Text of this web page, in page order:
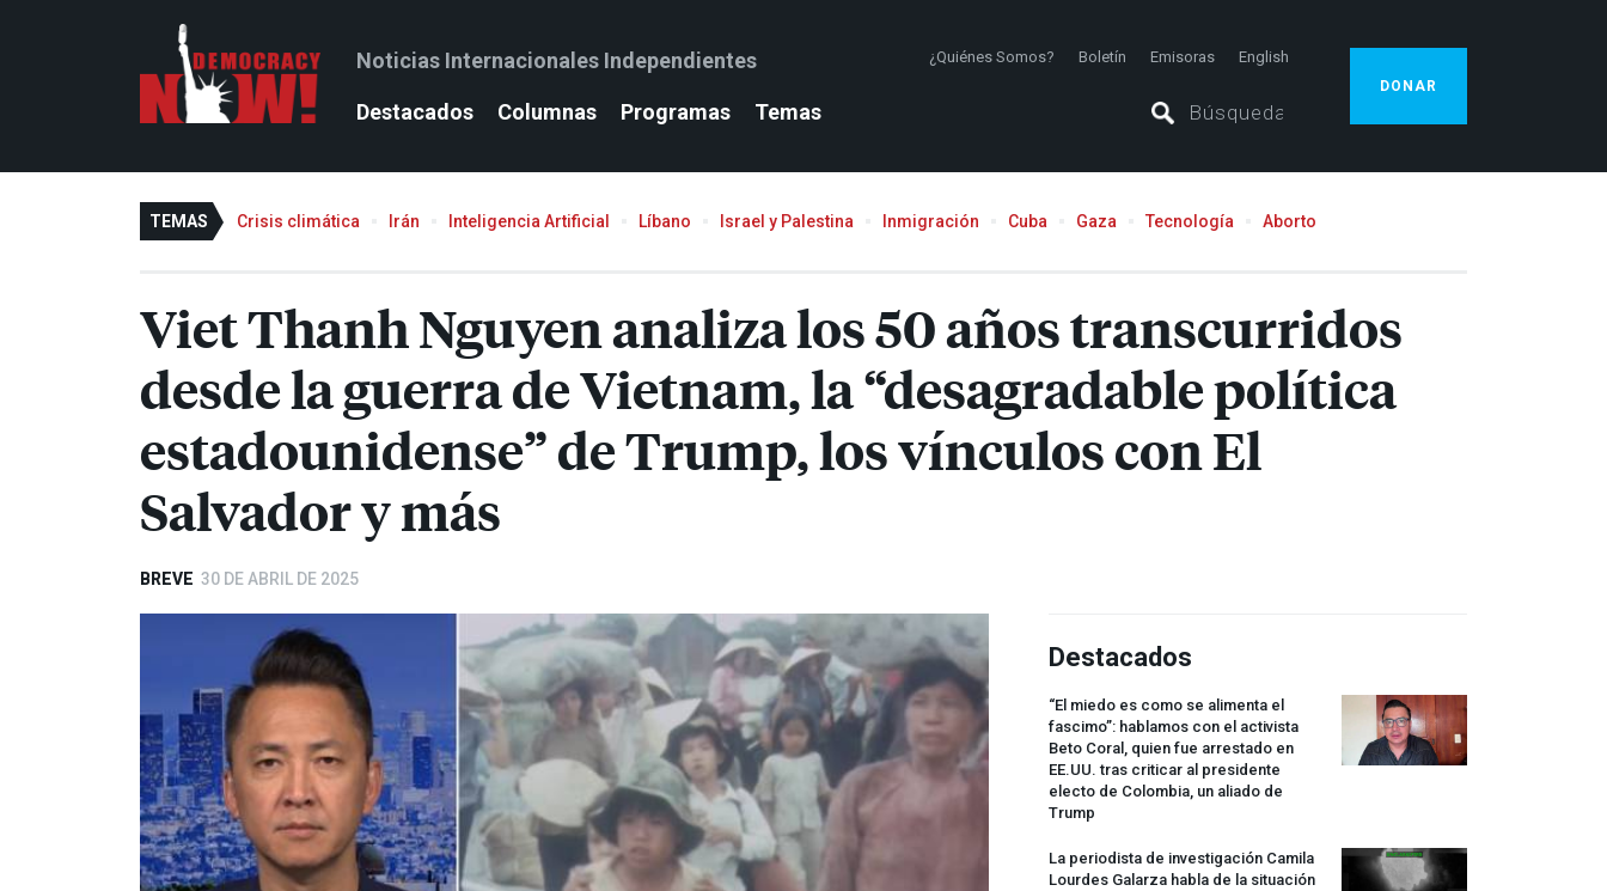
Noticias Internacionales Independientes ¿Quiénes Somos? Boletín Emisoras English
Destacados Columnas Programas Temas
DONAR
TEMAS Crisis climática Irán Inteligencia Artificial Líbano Israel y Palestina Inmigración Cuba Gaza Tecnología Aborto
Viet Thanh Nguyen analiza los 50 años transcurridos
desde la guerra de Vietnam, la “desagradable política
estadounidense” de Trump, los vínculos con El
Salvador y más
BREVE 30 DE ABRIL DE 2025
Destacados
“El miedo es como se alimenta el
fascimo”: hablamos con el activista
Beto Coral, quien fue arrestado en
EE.UU. tras criticar al presidente
electo de Colombia, un aliado de
Trump
La periodista de investigación Camila
Lourdes Galarza habla de la situación